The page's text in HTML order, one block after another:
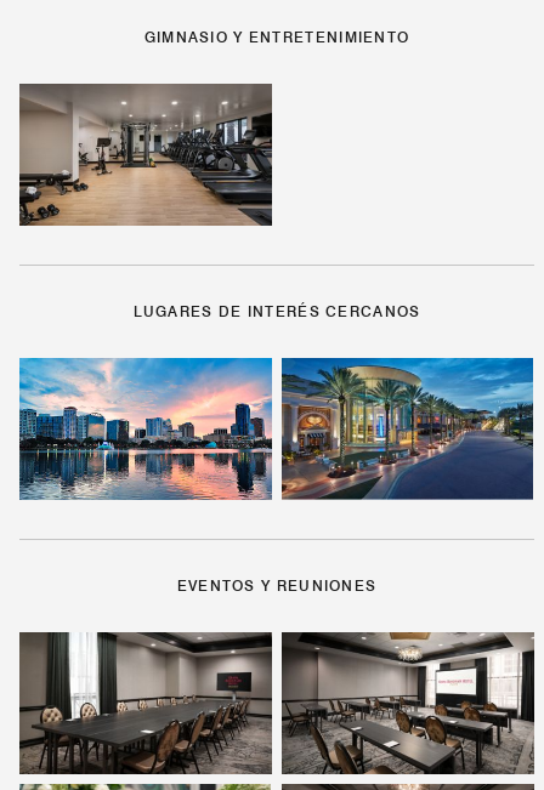
GIMNASIO Y ENTRETENIMIENTO
LUGARES DE INTERÉS CERCANOS
EVENTOS Y REUNIONES